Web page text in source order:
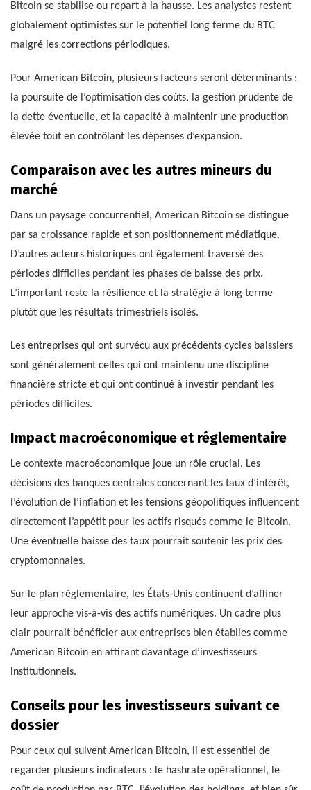
Bitcoin se stabilise ou repart à la hausse. Les analystes restent
globalement optimistes sur le potentiel long terme du BTC
malgré les corrections périodiques.
Pour American Bitcoin, plusieurs facteurs seront déterminants :
la poursuite de l’optimisation des coûts, la gestion prudente de
la dette éventuelle, et la capacité à maintenir une production
élevée tout en contrôlant les dépenses d’expansion.
Comparaison avec les autres mineurs du
marché
Dans un paysage concurrentiel, American Bitcoin se distingue
par sa croissance rapide et son positionnement médiatique.
D’autres acteurs historiques ont également traversé des
périodes difficiles pendant les phases de baisse des prix.
L’important reste la résilience et la stratégie à long terme
plutôt que les résultats trimestriels isolés.
Les entreprises qui ont survécu aux précédents cycles baissiers
sont généralement celles qui ont maintenu une discipline
financière stricte et qui ont continué à investir pendant les
périodes difficiles.
Impact macroéconomique et réglementaire
Le contexte macroéconomique joue un rôle crucial. Les
décisions des banques centrales concernant les taux d’intérêt,
l’évolution de l’inflation et les tensions géopolitiques influencent
directement l’appétit pour les actifs risqués comme le Bitcoin.
Une éventuelle baisse des taux pourrait soutenir les prix des
cryptomonnaies.
Sur le plan réglementaire, les États-Unis continuent d’affiner
leur approche vis-à-vis des actifs numériques. Un cadre plus
clair pourrait bénéficier aux entreprises bien établies comme
American Bitcoin en attirant davantage d’investisseurs
institutionnels.
Conseils pour les investisseurs suivant ce
dossier
Pour ceux qui suivent American Bitcoin, il est essentiel de
regarder plusieurs indicateurs : le hashrate opérationnel, le